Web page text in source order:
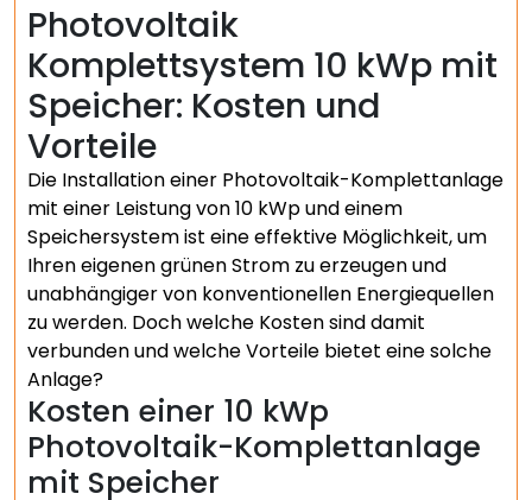
Photovoltaik
Komplettsystem 10 kWp mit
Speicher: Kosten und
Vorteile
Die Installation einer Photovoltaik-Komplettanlage
mit einer Leistung von 10 kWp und einem
Speichersystem ist eine effektive Möglichkeit, um
Ihren eigenen grünen Strom zu erzeugen und
unabhängiger von konventionellen Energiequellen
zu werden. Doch welche Kosten sind damit
verbunden und welche Vorteile bietet eine solche
Anlage?
Kosten einer 10 kWp
Photovoltaik-Komplettanlage
mit Speicher